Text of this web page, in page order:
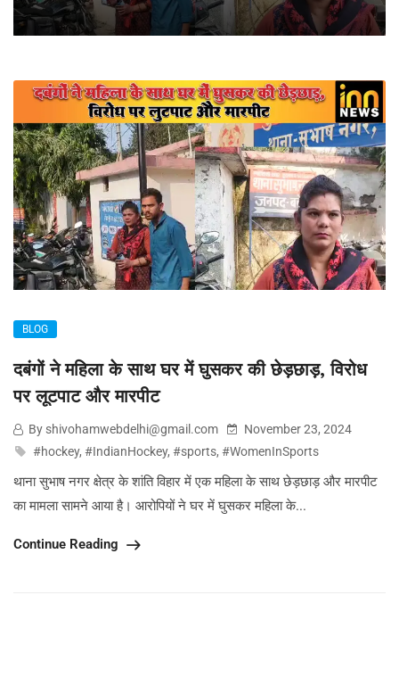
BLOG
दबंगों ने महिला के साथ घर में घुसकर की छेड़छाड़, विरोध
पर लूटपाट और मारपीट
By shivohamwebdelhi@gmail.com
November 23, 2024
#hockey, #IndianHockey, #sports, #WomenInSports
थाना सुभाष नगर क्षेत्र के शांति विहार में एक महिला के साथ छेड़छाड़ और मारपीट
का मामला सामने आया है। आरोपियों ने घर में घुसकर महिला के...
Continue Reading